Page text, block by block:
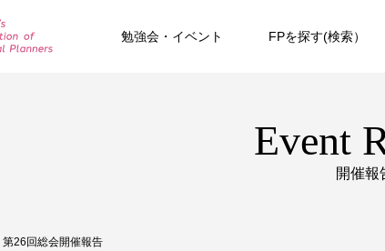
勉強会・イベント FPを探す(検索）
Event
開催報
第26回総会開催報告